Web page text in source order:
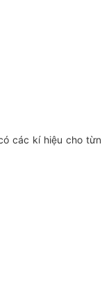
các kí hiệu cho